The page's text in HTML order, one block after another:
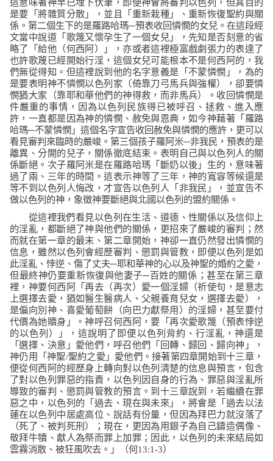
這意味著神早已埋下伏筆，即便神會將審判以色列，但其目的
是要「將雜質分散」，並且「重新栽種」、重新恢復聖約與關
係。第二個生下的是羅路哈瑪─預表收回憐憫的女兒。在這段經
文當中說道 「歌篾又懷孕生了一個女兒」
，先知是否刻意的省
略了「給他（何西阿）」，亦或者這裡極富戲劇張力的表達了
也許歌蔑已經開始行淫，這個女兒可能根本不是何西阿的，我
們無從得知。但這裡說到他的名字意義是「不蒙憐憫」，為的
是要表明神不憐憫以色列家（倚靠刀弓馬兵與強權），卻要憐
憫猶大家（靠耶和華他們的神得救，而非馬兵）。收回憐憫是
件嚴重的事情，因為以色列民族得已被呼召、拯救、進入應
許，一直都是因為神的憐憫、赦免與恩典，如今神藉著「羅路
哈瑪─不蒙憐憫」這個名字宣告收回赦免與憐憫的應許，更可以
看見審判來臨時的嚴峻。第三個孩子羅阿米─非我民，預表的是
離異、分開的兒子，關係徹底結束。表明自己與以色列人的關
係斷絕。次子羅阿米是在羅路哈瑪「斷奶以後」生的，意味著
過了兩、三年的時間。這表示神等了三年，神的寬容等候還是
等不到以色列人悔改，才宣告以色列人「非我民」，並宣告不
做以色列的神，象徵神要斷絕與北國以色列的盟約關係。
從這裡我們看見以色列在生活、道德、性關係以及信仰上
的淫亂，都斷絕了神與他們的關係，更招來了嚴峻的審判；然
而就在第一章的最末、第二章開始，神卻一直仍然發出憐憫的
信息，雖然以色列會經歷審判、懲罰與管教，即便以色列是如
此淫亂、悖逆、傷了丈夫─耶和華神的心以及神聖的婚約之愛，
但最終神仍要重新恢復與他妻子─百姓的關係；甚至在第三章
裡，神要何西阿「再去（再次）愛一個淫婦（祈使句，是意志
上選擇去愛，猶如醫生醫病人、父親養育兒女，選擇去愛），
是偏向別神、喜愛葡萄餅（向巴力獻祭用）的淫婦，甚至要付
代價為她贖身」。神呼召何西阿，要「再次愛歌篾（預表悖逆
的以色列）」，這說明了即便以色列背約、行淫亂，神還是
「選擇、決意」愛他們，呼召他們「回轉、歸回、歸向神」，
神仍用「神聖/聖約之愛」愛他們。接著第四章開始到十三章，
便從何西阿的經歷身上轉向對以色列清楚的信息與預言，包含
了對以色列罪惡的指責，以色列因自身的行為、罪惡與淫亂所
導致的審判、懲罰與管教的預言。到十三章說到，若繼續在罪
惡之中，以色列的「過去、現在與未來」，將會是 「過去以法
蓮在以色列中居處高位、說話有份量，但因為拜巴力就沒落了
（死了、被判死刑）；現在，更因為用銀子為自己鑄造偶像、
敬拜牛犢、獻人為祭而罪上加罪；因此，以色列的未來結局如
雲霧消散、被狂風吹去。」（何13:1-3）